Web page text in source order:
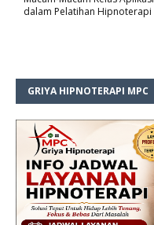
dalam Pelatihan Hipnoterapi
GRIYA HIPNOTERAPI MPC